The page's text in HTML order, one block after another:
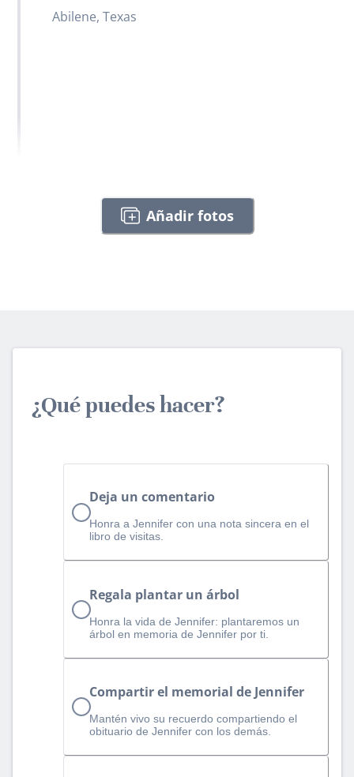
Abilene, Texas
Añadir fotos
¿Qué puedes hacer?
Deja un comentario
Honra a Jennifer con una nota sincera en el
libro de visitas.
Regala plantar un árbol
Honra la vida de Jennifer: plantaremos un
árbol en memoria de Jennifer por ti.
Compartir el memorial de Jennifer
Mantén vivo su recuerdo compartiendo el
obituario de Jennifer con los demás.